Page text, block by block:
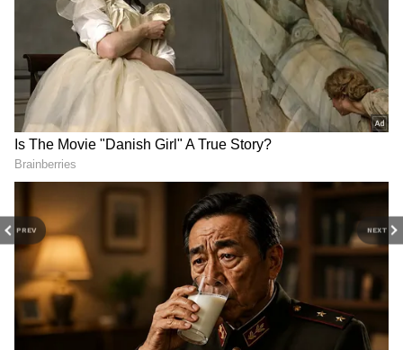
PREV NEXT
DOWNLOAD APP